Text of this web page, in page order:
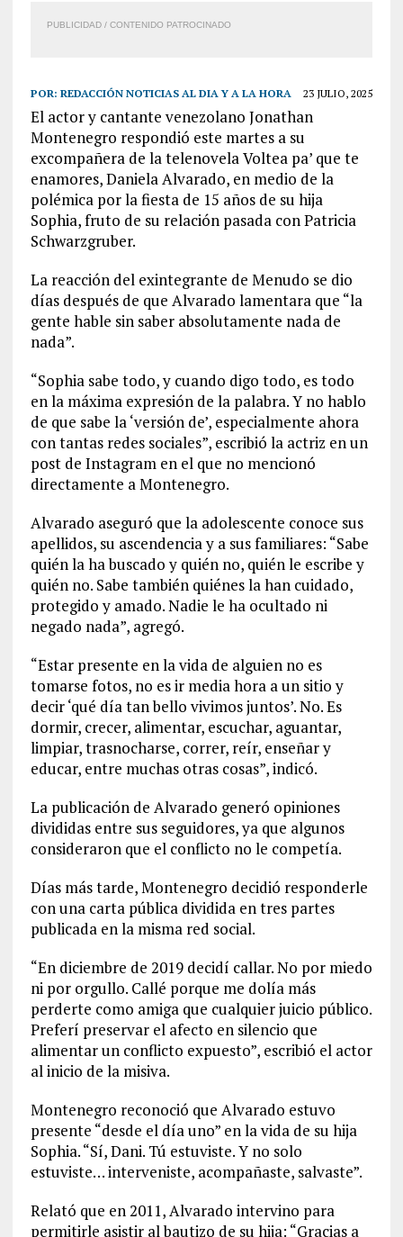
PUBLICIDAD / CONTENIDO PATROCINADO
POR: REDACCIÓN NOTICIAS AL DIA Y A LA HORA 23 JULIO, 2025
El actor y cantante venezolano Jonathan
Montenegro respondió este martes a su
excompañera de la telenovela Voltea pa’ que te
enamores, Daniela Alvarado, en medio de la
polémica por la fiesta de 15 años de su hija
Sophia, fruto de su relación pasada con Patricia
Schwarzgruber.
La reacción del exintegrante de Menudo se dio
días después de que Alvarado lamentara que “la
gente hable sin saber absolutamente nada de
nada”.
“Sophia sabe todo, y cuando digo todo, es todo
en la máxima expresión de la palabra. Y no hablo
de que sabe la ‘versión de’, especialmente ahora
con tantas redes sociales”, escribió la actriz en un
post de Instagram en el que no mencionó
directamente a Montenegro.
Alvarado aseguró que la adolescente conoce sus
apellidos, su ascendencia y a sus familiares: “Sabe
quién la ha buscado y quién no, quién le escribe y
quién no. Sabe también quiénes la han cuidado,
protegido y amado. Nadie le ha ocultado ni
negado nada”, agregó.
“Estar presente en la vida de alguien no es
tomarse fotos, no es ir media hora a un sitio y
decir ‘qué día tan bello vivimos juntos’. No. Es
dormir, crecer, alimentar, escuchar, aguantar,
limpiar, trasnocharse, correr, reír, enseñar y
educar, entre muchas otras cosas”, indicó.
La publicación de Alvarado generó opiniones
divididas entre sus seguidores, ya que algunos
consideraron que el conflicto no le competía.
Días más tarde, Montenegro decidió responderle
con una carta pública dividida en tres partes
publicada en la misma red social.
“En diciembre de 2019 decidí callar. No por miedo
ni por orgullo. Callé porque me dolía más
perderte como amiga que cualquier juicio público.
Preferí preservar el afecto en silencio que
alimentar un conflicto expuesto”, escribió el actor
al inicio de la misiva.
Montenegro reconoció que Alvarado estuvo
presente “desde el día uno” en la vida de su hija
Sophia. “Sí, Dani. Tú estuviste. Y no solo
estuviste… interveniste, acompañaste, salvaste”.
Relató que en 2011, Alvarado intervino para
permitirle asistir al bautizo de su hija: “Gracias a